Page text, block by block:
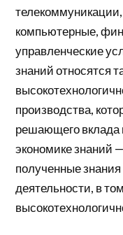
компьютерные,
управленческие
знаний относятся
производства,
решающего вклада
экономике знаний
полученные
деятельности, в